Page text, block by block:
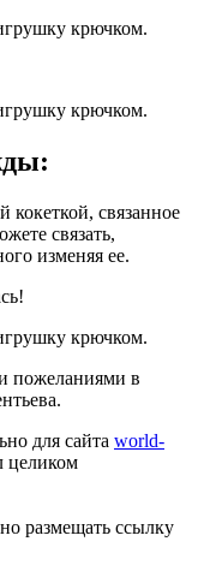
кокеткой, связанное
связать,
изменяя ее.
пожеланиями в
для сайта world-
целиком
размещать ссылку